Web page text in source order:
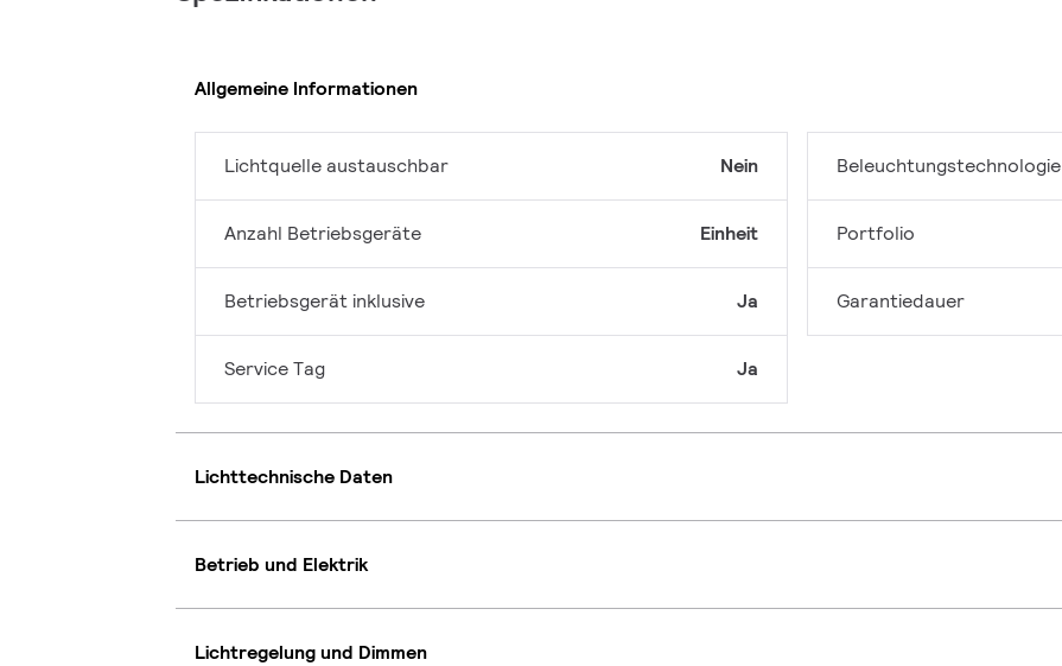
Allgemeine Informationen
Lichtquelle austauschbar Nein
Anzahl Betriebsgeräte Einheit
Betriebsgerät inklusive Ja
Service Tag Ja
Beleuchtungstechnologie
Portfolio
Garantiedauer
Lichttechnische Daten
Betrieb und Elektrik
Lichtregelung und Dimmen